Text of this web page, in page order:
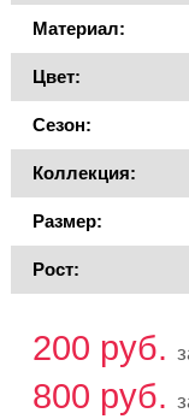
Материал:
Цвет:
Сезон:
Коллекция:
Размер:
Рост:
200 руб.
800 руб.